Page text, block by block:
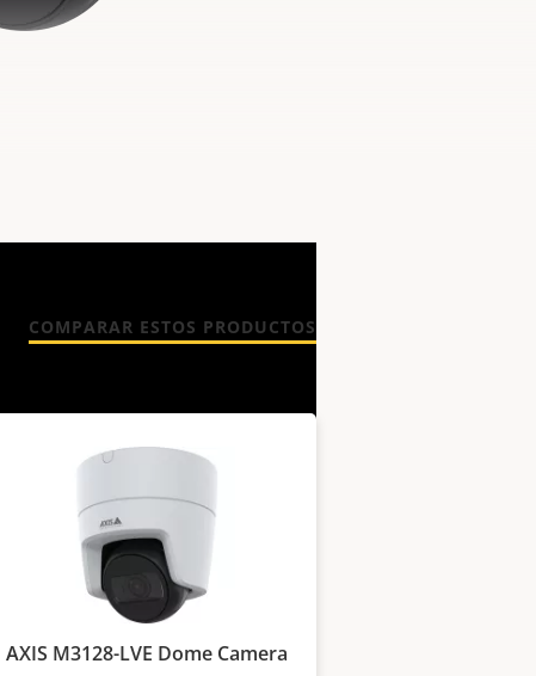
COMPARAR ESTOS PRODUCTOS
AXIS M3128-LVE Dome Camera